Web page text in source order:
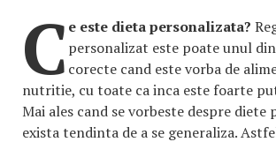
C e este dieta personalizata?
personalizat este poate unul
corecte cand este vorba de
nutritie, cu toate ca inca este foarte
Mai ales cand se vorbeste despre diete
exista tendinta de a se generaliza.